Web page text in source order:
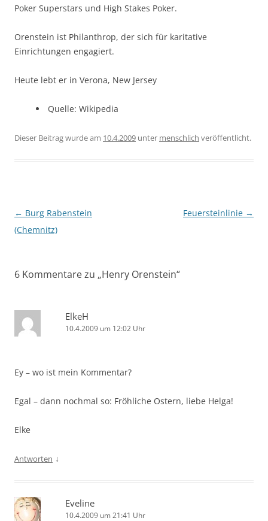
Poker Superstars und High Stakes Poker.
Orenstein ist Philanthrop, der sich für karitative
Einrichtungen engagiert.
Heute lebt er in Verona, New Jersey
Quelle: Wikipedia
Dieser Beitrag wurde am 10.4.2009 unter menschlich veröffentlicht.
Beitragsnavigation
← Burg Rabenstein
(Chemnitz)
Feuersteinlinie →
6 Kommentare zu „Henry Orenstein“
ElkeH
10.4.2009 um 12:02 Uhr
Ey – wo ist mein Kommentar?
Egal – dann nochmal so: Fröhliche Ostern, liebe Helga!
Elke
Antworten ↓
Eveline
10.4.2009 um 21:41 Uhr